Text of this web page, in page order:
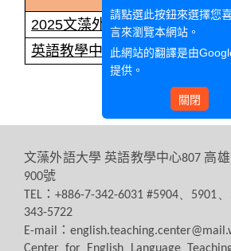
2025文藻外語大學英文朗讀比
英語教學中心教師獲113-2創新
文藻外語大學 英語教學中心807 高
900號
TEL ：+886-7-342-6031 #5904、5901
343-5722
E-mail
：
請點選此按鈕來選擇您
言來瀏覽本網站。
此網站的翻譯是由
提供。
關閉